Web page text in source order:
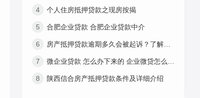
4 个人住房抵押贷款之现房按揭
5 合肥企业贷款 合肥企业贷款中介
6 房产抵押贷款逾期多久会被起诉？了解这些你就不会被坑了！
7 微企业贷款 怎么办下来的 企业微贷怎么贷款
8 陕西信合房产抵押贷款条件及详细介绍